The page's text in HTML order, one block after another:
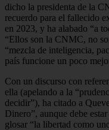
dicho la presidenta de la
recuerdo para el fallecido
en 2023, y ha alabado “a
“Ellos son la CNMC, no
“mezcla de inteligencia,
país funcione un poco
Con un discurso con
ella (apelando a la
decidir”), ha citado a
Dinero”, aunque debe
glosar “la libertad como